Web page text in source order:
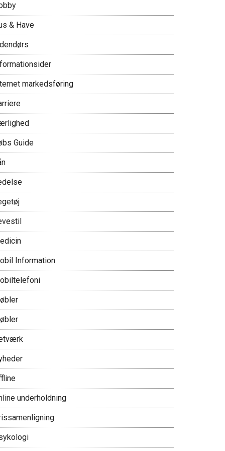
& Have
markedsføring
Guide
Information
underholdning